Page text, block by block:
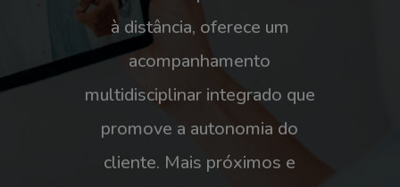
à distância, oferece um
acompanhamento
multidisciplinar integrado que
promove a autonomia do
cliente. Mais próximos e